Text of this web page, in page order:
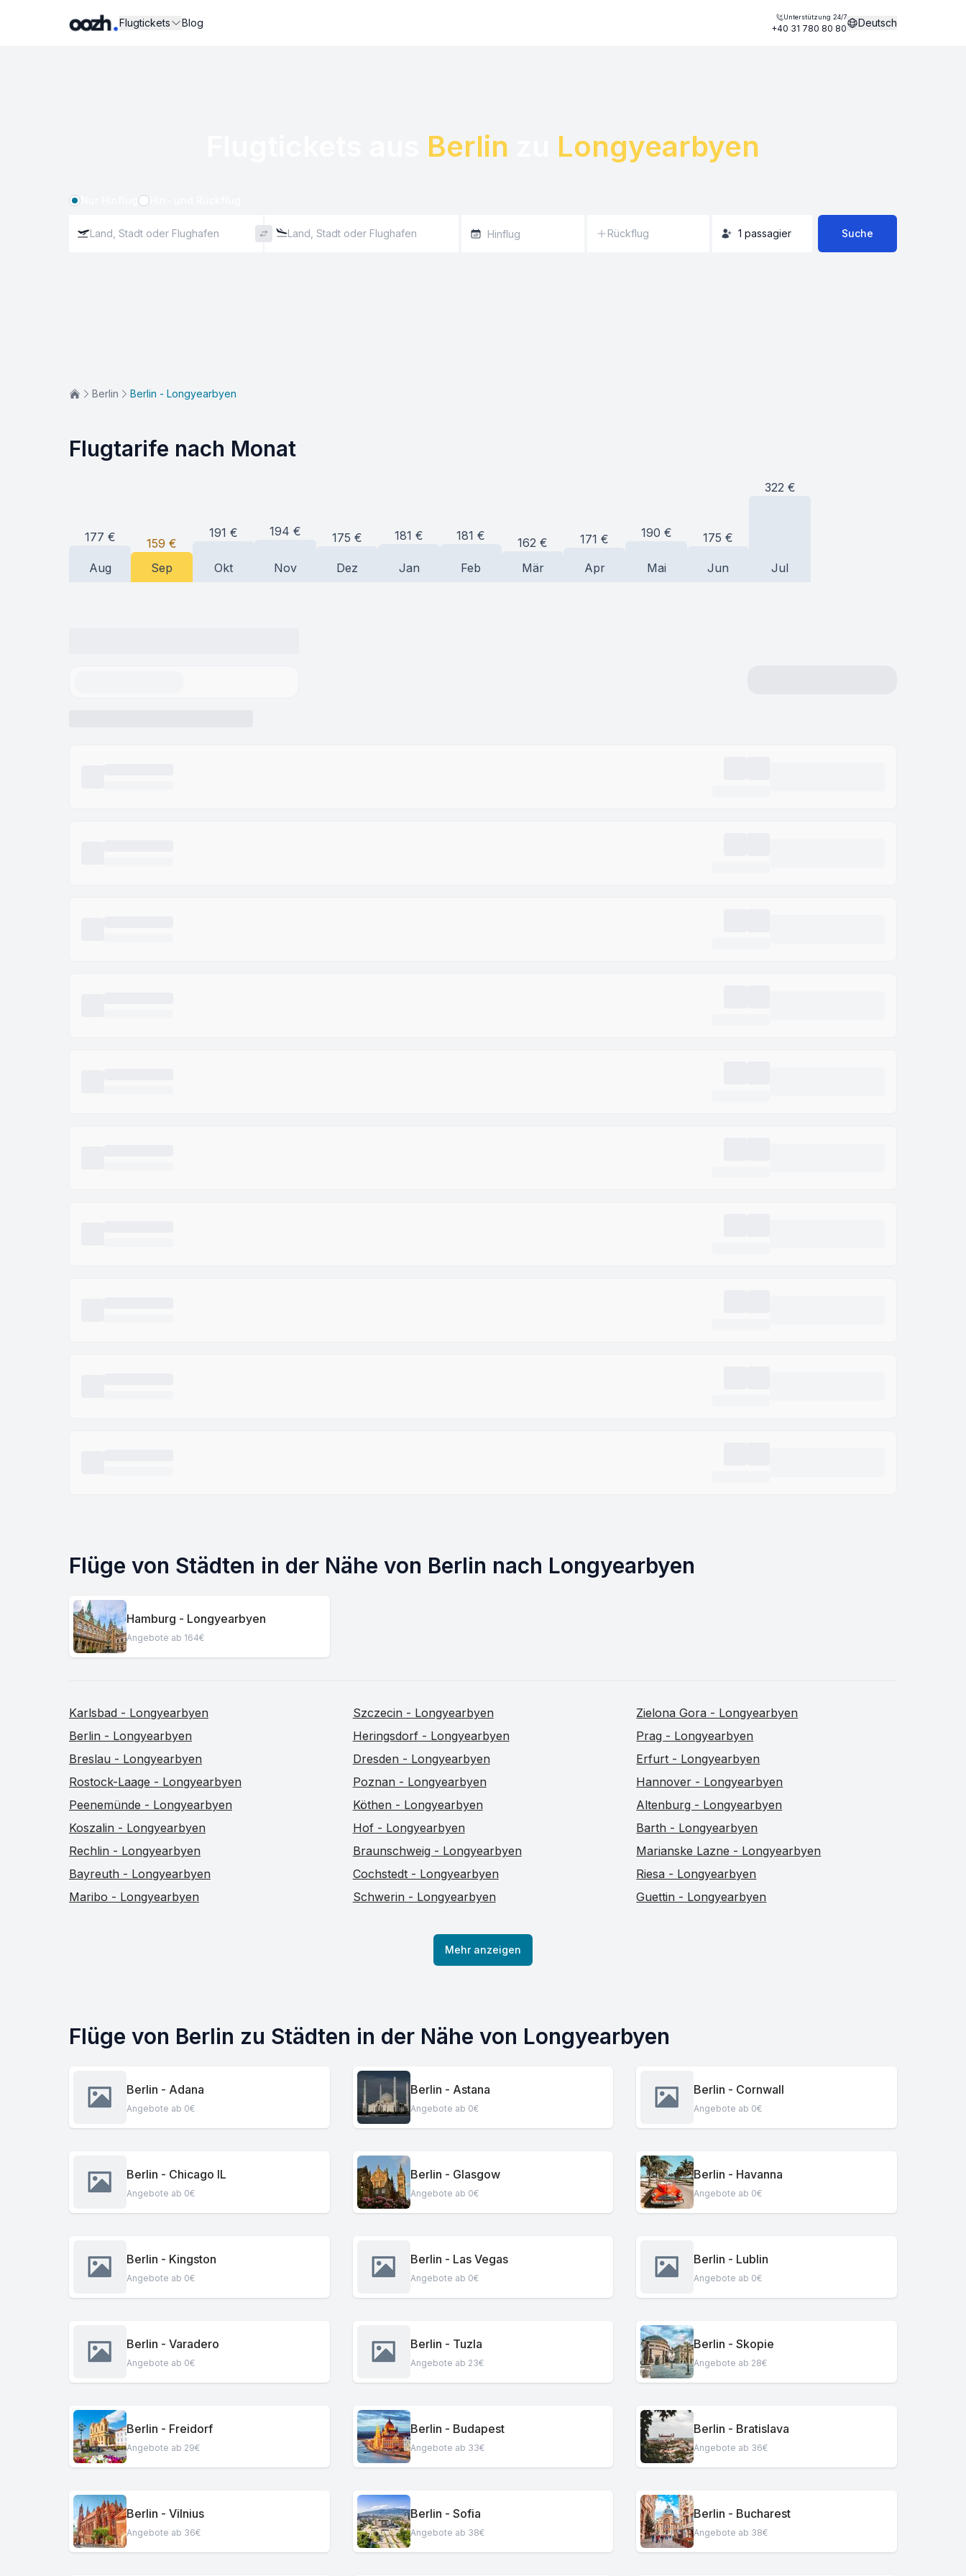
Flugtickets Blog Unterstützung 24/7
+40 31 780 80 80 Deutsch
Berlin Longyearbyen
Rückflug 1 passagier Suche
Berlin Berlin - Longyearbyen
Flugtarife nach Monat
177 €
Aug
159 €
Sep
191 €
Okt
194 €
Nov
175 €
Dez
181 €
Jan
181 €
Feb
162 €
Mär
171 €
Apr
190 €
Mai
175 €
Jun
322 €
Jul
Flüge von Städten in der Nähe von Berlin nach Longyearbyen
Hamburg - Longyearbyen
Angebote ab 164€
Karlsbad - Longyearbyen Szczecin - Longyearbyen
Zielona Gora - Longyearbyen
Berlin - Longyearbyen
Heringsdorf - Longyearbyen
Prag - Longyearbyen
Breslau - Longyearbyen
Dresden - Longyearbyen
Erfurt - Longyearbyen
Rostock-Laage - Longyearbyen
Poznan - Longyearbyen
Hannover - Longyearbyen
Peenemünde - Longyearbyen
Köthen - Longyearbyen
Altenburg - Longyearbyen
Koszalin - Longyearbyen
Hof - Longyearbyen
Barth - Longyearbyen
Rechlin - Longyearbyen
Braunschweig - Longyearbyen
Marianske Lazne - Longyearbyen
Bayreuth - Longyearbyen
Cochstedt - Longyearbyen
Riesa - Longyearbyen
Maribo - Longyearbyen
Schwerin - Longyearbyen Guettin - Longyearbyen
Mehr anzeigen
Flüge von Berlin zu Städten in der Nähe von Longyearbyen
Berlin - Adana
Angebote ab 0€
Berlin - Astana
Angebote ab 0€
Berlin - Cornwall
Angebote ab 0€
Berlin - Chicago IL
Angebote ab 0€
Berlin - Glasgow
Angebote ab 0€
Berlin - Havanna
Angebote ab 0€
Berlin - Kingston
Angebote ab 0€
Berlin - Las Vegas
Angebote ab 0€
Berlin - Lublin
Angebote ab 0€
Berlin - Varadero
Angebote ab 0€
Berlin - Tuzla
Angebote ab 23€
Berlin - Skopie
Angebote ab 28€
Berlin - Freidorf
Angebote ab 29€
Berlin - Budapest
Angebote ab 33€
Berlin - Bratislava
Angebote ab 36€
Berlin - Vilnius
Angebote ab 36€
Berlin - Sofia
Angebote ab 38€
Berlin - Bucharest
Angebote ab 38€